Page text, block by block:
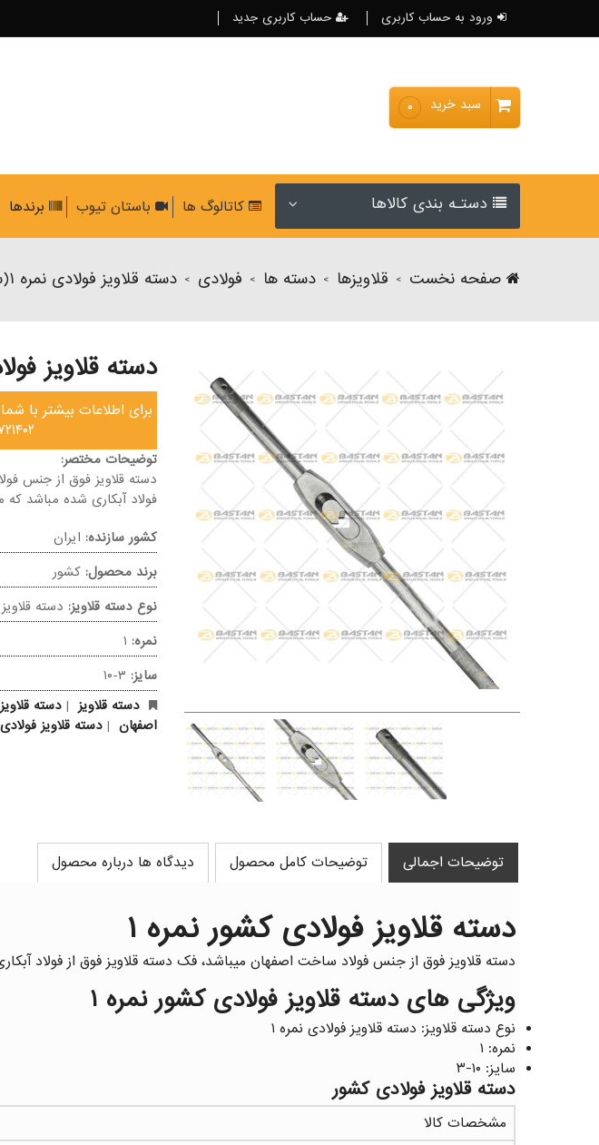
ورود به حساب کاربری حساب کاربری جدید
سبد خرید ۰
دستـه بندی کالاها کاتالوگ ها باستان تیوب برندها
صفحه نخست > قلاویزها > دسته ها > فولادی > دسته قلاویز فولادی نمره ۱(سایز ۱۰-۳) کشور
دسته قلاویز فولادی نمره
برای اطلاعات بیشتر با
۰۲۱-
توضیحات مختصر:
دسته قلاویز فوق از جنس
فولاد آبکاری شده مباشد که
کشور سازنده: ایران
برند محصول: کشور
نوع دسته قلاویز: دسته
نمره: ۱
سایز: ۳-۱۰
دسته قلاویز | دسته
اصفهان | دسته قلاویز
توضیحات اجمالی توضیحات کامل محصول دیدگاه ها درباره محصول
دسته قلاویز فولادی کشور نمره ۱
دسته قلاویز فوق از جنس فولاد ساخت اصفهان میباشد، فک دسته قلاویز فوق از فولاد
ویژگی های دسته قلاویز فولادی کشور نمره ۱
نوع دسته قلاویز: دسته قلاویز فولادی نمره ۱
نمره: ۱
سایز: ۱۰-۳
دسته قلاویز فولادی کشور
مشخصات کالا